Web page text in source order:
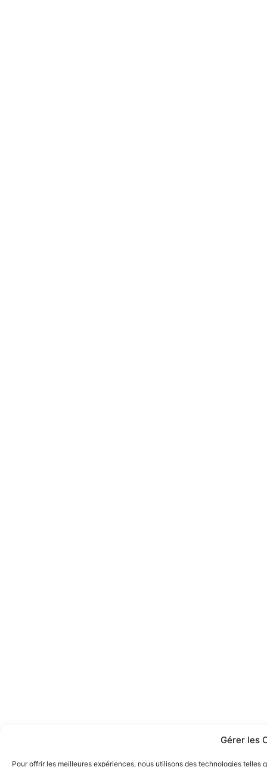
Gérer les
Pour offrir les meilleures expériences, nous utilisons des technologies